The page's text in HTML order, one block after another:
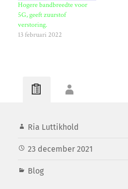
Hogere bandbreedte voor
5G, geeft zuurstof
verstoring.
13 februari 2022
Ria Luttikhold
23 december 2021
Blog